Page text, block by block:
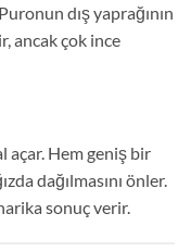
dış yaprağının
ancak çok ince
açar. Hem geniş bir
dağılmasını önler.
sonuç verir.